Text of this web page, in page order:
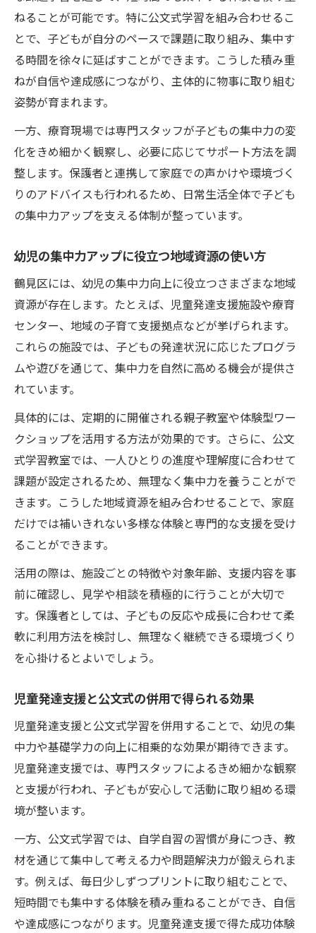
ねることが可能です。特に公文式学習を組み合わせるこ
とで、子どもが自分のペースで課題に取り組み、集中す
る時間を徐々に延ばすことができます。こうした積み重
ねが自信や達成感につながり、主体的に物事に取り組む
姿勢が育まれます。
一方、療育現場では専門スタッフが子どもの集中力の変
化をきめ細かく観察し、必要に応じてサポート方法を調
整します。保護者と連携して家庭での声かけや環境づく
りのアドバイスも行われるため、日常生活全体で子ども
の集中力アップを支える体制が整っています。
幼児の集中力アップに役立つ地域資源の使い方
鶴見区には、幼児の集中力向上に役立つさまざまな地域
資源が存在します。たとえば、児童発達支援施設や療育
センター、地域の子育て支援拠点などが挙げられます。
これらの施設では、子どもの発達状況に応じたプログラ
ムや遊びを通じて、集中力を自然に高める機会が提供さ
れています。
具体的には、定期的に開催される親子教室や体験型ワー
クショップを活用する方法が効果的です。さらに、公文
式学習教室では、一人ひとりの進度や理解度に合わせて
課題が設定されるため、無理なく集中力を養うことがで
きます。こうした地域資源を組み合わせることで、家庭
だけでは補いきれない多様な体験と専門的な支援を受け
ることができます。
活用の際は、施設ごとの特徴や対象年齢、支援内容を事
前に確認し、見学や相談を積極的に行うことが大切で
す。保護者としては、子どもの反応や成長に合わせて柔
軟に利用方法を検討し、無理なく継続できる環境づくり
を心掛けるとよいでしょう。
児童発達支援と公文式の併用で得られる効果
児童発達支援と公文式学習を併用することで、幼児の集
中力や基礎学力の向上に相乗的な効果が期待できます。
児童発達支援では、専門スタッフによるきめ細かな観察
と支援が行われ、子どもが安心して活動に取り組める環
境が整います。
一方、公文式学習では、自学自習の習慣が身につき、教
材を通じて集中して考える力や問題解決力が鍛えられま
す。例えば、毎日少しずつプリントに取り組むことで、
短時間でも集中する体験を積み重ねることができ、自信
や達成感につながります。児童発達支援で得た成功体験